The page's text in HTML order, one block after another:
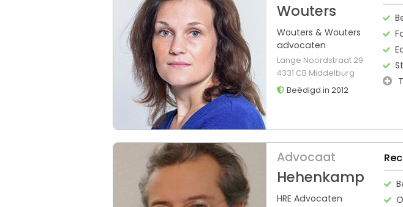
Wouters
Wouters & Wouters
advocaten
Lange Noordstraat 29
4331 CB Middelburg
Beëdigd in 2012
Advocaat
Hehenkamp
HRE Advocaten